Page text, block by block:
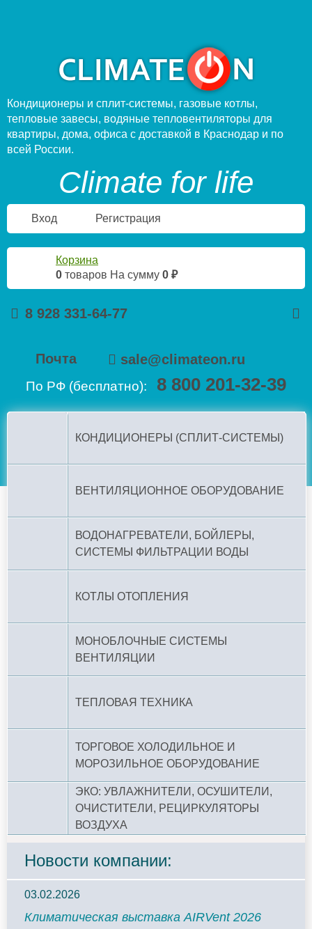
Кондиционеры и сплит-системы, газовые котлы,
тепловые завесы, водяные тепловентиляторы для
квартиры, дома, офиса с доставкой в Краснодар и по
всей России.
Climate for life
Вход Регистрация
Корзина
0 товаров На сумму 0 ₽
8 928 331-64-77
Почта sale@climateon.ru
По РФ (бесплатно): 8 800 201-32-39
КОНДИЦИОНЕРЫ (СПЛИТ-СИСТЕМЫ)
ВЕНТИЛЯЦИОННОЕ ОБОРУДОВАНИЕ
ВОДОНАГРЕВАТЕЛИ, БОЙЛЕРЫ,
СИСТЕМЫ ФИЛЬТРАЦИИ ВОДЫ
КОТЛЫ ОТОПЛЕНИЯ
МОНОБЛОЧНЫЕ СИСТЕМЫ
ВЕНТИЛЯЦИИ
ТЕПЛОВАЯ ТЕХНИКА
ТОРГОВОЕ ХОЛОДИЛЬНОЕ И
МОРОЗИЛЬНОЕ ОБОРУДОВАНИЕ
ЭКО: УВЛАЖНИТЕЛИ, ОСУШИТЕЛИ,
ОЧИСТИТЕЛИ, РЕЦИРКУЛЯТОРЫ
ВОЗДУХА
Новости компании:
03.02.2026
Климатическая выставка AIRVent 2026